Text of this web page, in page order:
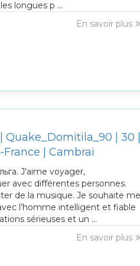
longues p ...
En savoir plus
Quake_Domitila_90 | 30 |
| Cambrai
J’aime voyager,
avec différentes personnes.
de la musique. Je souhaite me
l’homme intelligent et fiable
sérieuses et un ...
En savoir plus